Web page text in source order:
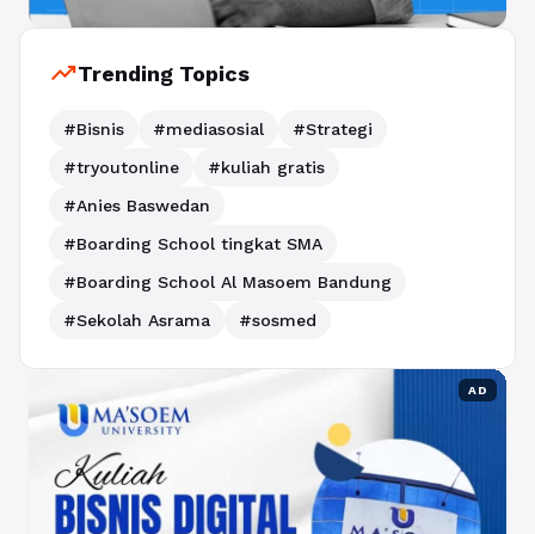
trending_upTrending Topics
#Bisnis #mediasosial
#Strategi
#tryoutonline
#kuliah gratis
#Anies Baswedan
#Boarding School tingkat SMA
#Boarding School Al Masoem Bandung
#Sekolah Asrama
#sosmed
AD